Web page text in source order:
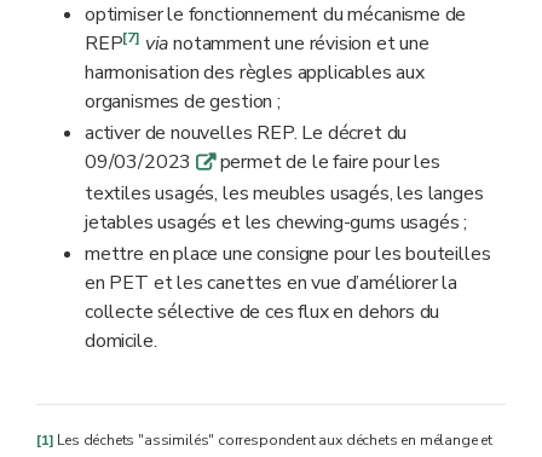
optimiser le fonctionnement du mécanisme de
REP[7] vianotamment une révision et une
harmonisation des règles applicables aux
organismes de gestion ;
activer de nouvelles REP. Le décret du
09/03/2023qpermet de le faire pour les
textiles usagés, les meubles usagés, les langes
jetables usagés et les chewing-gums usagés ;
mettre en place une consigne pour les bouteilles
en PET et les canettes en vue d’améliorer la
collecte sélective de ces flux en dehors du
domicile.
[1] Les déchets "assimilés" correspondent aux déchets en mélange et